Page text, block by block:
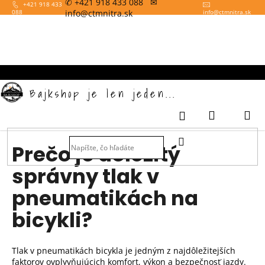
Prejsť
na
info@ctmnitra.sk
info@ctmnitra.sk
+421 918 433
088
Bajkshop je len jeden...
HĽADAŤ
Prihlásenie
Nákupný
Prečo je dôležitý
správny tlak v
pneumatikách na
bicykli?
Tlak v pneumatikách bicykla je jedným z najdôležitejších
faktorov ovplyvňujúcich komfort, výkon a bezpečnosť jazdy.
k